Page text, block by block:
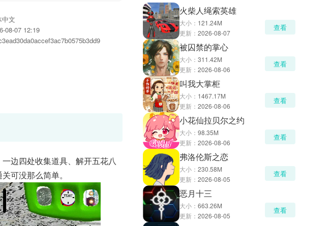
中文
08-07 12:19
边四处收集道具、解开五花八
可没那么简单。
火柴人绳索英雄
大小： 121.24M
更新： 2026-08-07
查看
被囚禁的掌心
大小： 311.42M
更新： 2026-08-06
查看
叫我大掌柜
大小： 1467.17M
更新： 2026-08-06
查看
小花仙拉贝尔之约
大小： 98.35M
更新： 2026-08-06
查看
弗洛伦斯之恋
大小： 230.58M
更新： 2026-08-05
查看
恶月十三
大小： 663.26M
更新： 2026-08-05
查看